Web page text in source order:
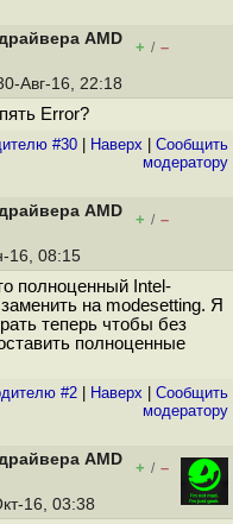
AMD
+ / –
Авг-16, 22:18
Error?
#30 Наверх
Cообщить
модератору
AMD
+ / –
16, 08:15
полноценный Intel-
на modesetting. Я
теперь чтобы без
полноценные
#2 Наверх
Cообщить
модератору
AMD
+ / –
16, 03:38